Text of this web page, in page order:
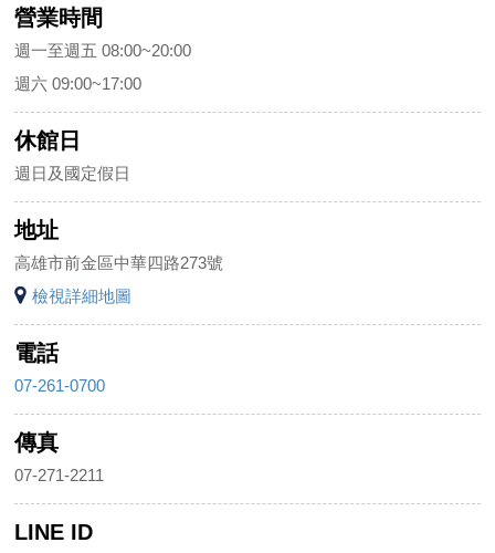
營業時間
週一至週五 08:00~20:00
週六 09:00~17:00
休館日
週日及國定假日
地址
高雄市前金區中華四路273號
檢視詳細地圖
電話
07-261-0700
傳真
07-271-2211
LINE ID